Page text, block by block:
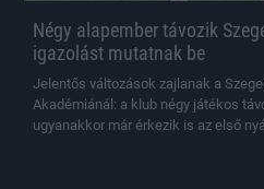
Négy alapember távozik
igazolást mutatnak be
Jelentős változások zajlanak a
Akadémiánál: a klub négy játékos
ugyanakkor már érkezik is az első